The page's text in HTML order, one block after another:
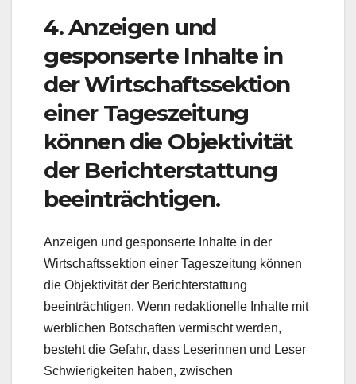
4. Anzeigen und
gesponserte Inhalte in
der Wirtschaftssektion
einer Tageszeitung
können die Objektivität
der Berichterstattung
beeinträchtigen.
Anzeigen und gesponserte Inhalte in der
Wirtschaftssektion einer Tageszeitung können
die Objektivität der Berichterstattung
beeinträchtigen. Wenn redaktionelle Inhalte mit
werblichen Botschaften vermischt werden,
besteht die Gefahr, dass Leserinnen und Leser
Schwierigkeiten haben, zwischen